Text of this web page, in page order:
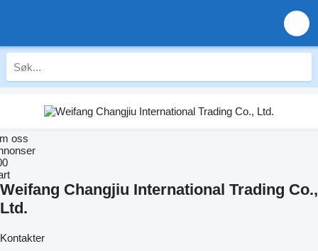
oss
Weifang Changjiu International Trading Co.,
Ltd.
Kontakter